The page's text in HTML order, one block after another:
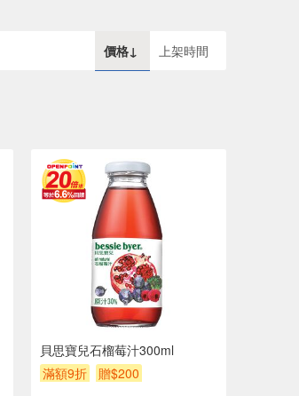
價格↓ 上架時間
貝思寶兒石榴莓汁300ml
滿額9折
贈$200